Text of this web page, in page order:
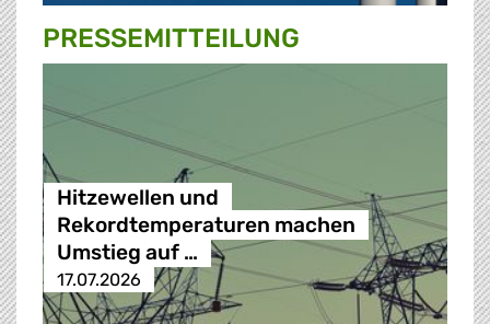
PRESSE­MITTEILUNG
Hitzewellen und
Rekordtemperaturen machen
Umstieg auf …
17.07.2026